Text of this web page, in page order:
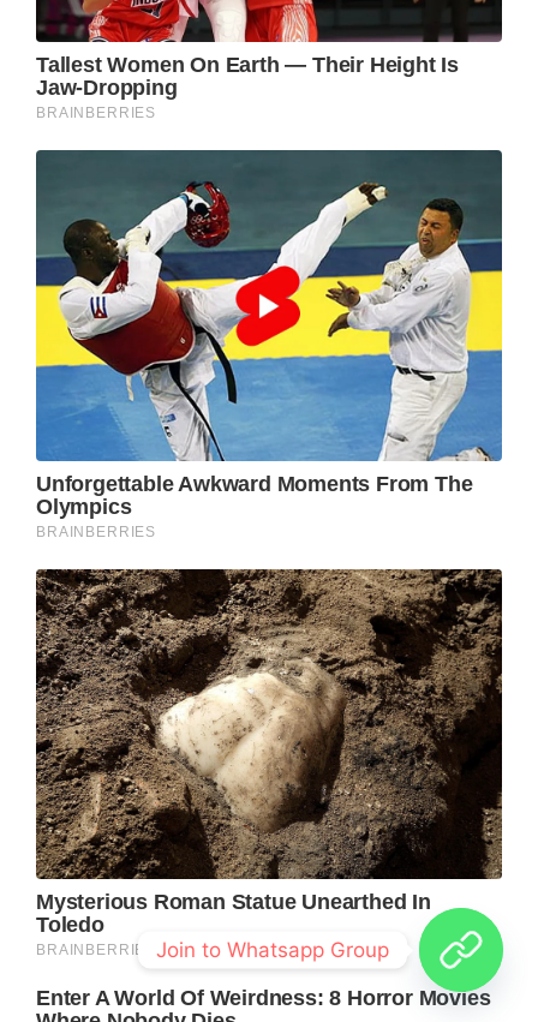
Join to Whatsapp Group